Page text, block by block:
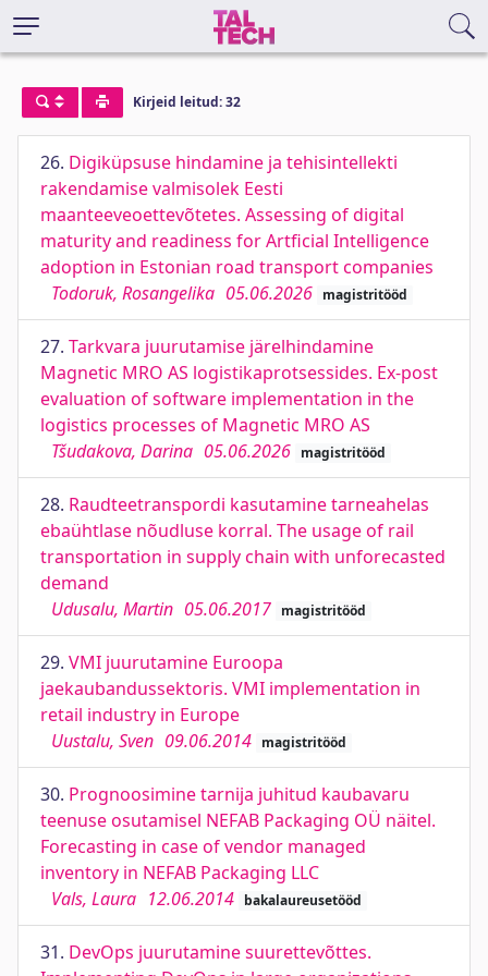
Kirjeid leitud: 32
26. Digiküpsuse hindamine ja tehisintellekti
rakendamise valmisolek Eesti
maanteeveoettevõtetes. Assessing of digital
maturity and readiness for Artficial Intelligence
adoption in Estonian road transport companies
Todoruk, Rosangelika 05.06.2026 magistritööd
27. Tarkvara juurutamise järelhindamine
Magnetic MRO AS logistikaprotsessides. Ex-post
evaluation of software implementation in the
logistics processes of Magnetic MRO AS
Tšudakova, Darina 05.06.2026 magistritööd
28. Raudteetranspordi kasutamine tarneahelas
ebaühtlase nõudluse korral. The usage of rail
transportation in supply chain with unforecasted
demand
Udusalu, Martin 05.06.2017 magistritööd
29. VMI juurutamine Euroopa
jaekaubandussektoris. VMI implementation in
retail industry in Europe
Uustalu, Sven 09.06.2014 magistritööd
30. Prognoosimine tarnija juhitud kaubavaru
teenuse osutamisel NEFAB Packaging OÜ näitel.
Forecasting in case of vendor managed
inventory in NEFAB Packaging LLC
Vals, Laura 12.06.2014 bakalaureusetööd
31. DevOps juurutamine suurettevõttes.